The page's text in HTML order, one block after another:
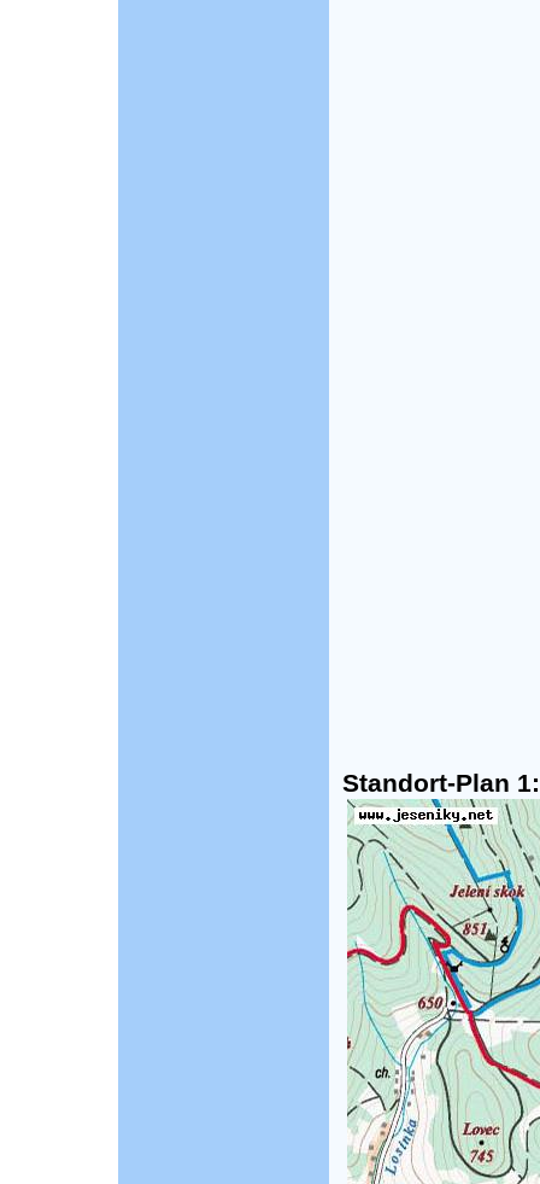
Standort-Plan